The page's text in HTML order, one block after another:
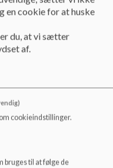
en cookie for at huske
du, at vi sætter
af.
cookieindstillinger.
bruges til at følge de